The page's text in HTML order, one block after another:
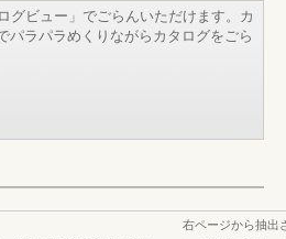
グビュー」でごらんいただけます。カ
パラパラめくりながらカタログをごら
右ページから抽出